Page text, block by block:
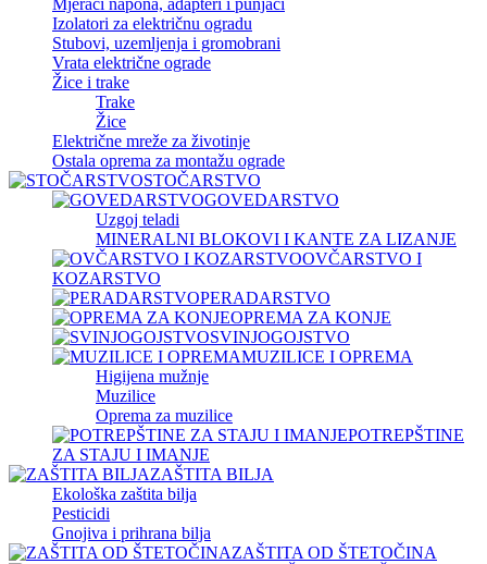
Mjerači napona, adapteri i punjači
Izolatori za električnu ogradu
Stubovi, uzemljenja i gromobrani
Vrata električne ograde
Žice i trake
Trake
Žice
Električne mreže za životinje
Ostala oprema za montažu ograde
STOČARSTVO
GOVEDARSTVO
Uzgoj teladi
MINERALNI BLOKOVI I KANTE ZA LIZANJE
OVČARSTVO I
KOZARSTVO
PERADARSTVO
OPREMA ZA KONJE
SVINJOGOJSTVO
MUZILICE I OPREMA
Higijena mužnje
Muzilice
Oprema za muzilice
POTREPŠTINE
ZA STAJU I IMANJE
ZAŠTITA BILJA
Ekološka zaštita bilja
Pesticidi
Gnojiva i prihrana bilja
ZAŠTITA OD ŠTETOČINA